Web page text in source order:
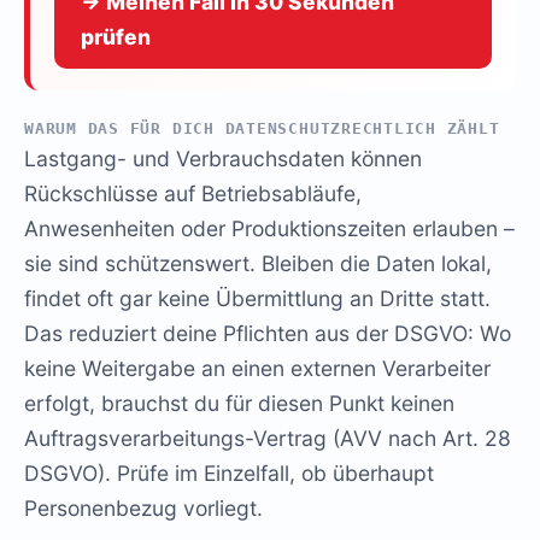
prüfen
WARUM DAS FÜR DICH DATENSCHUTZRECHTLICH ZÄHLT
Lastgang- und Verbrauchsdaten können
Rückschlüsse auf Betriebsabläufe,
Anwesenheiten oder Produktionszeiten erlauben –
sie sind schützenswert. Bleiben die Daten lokal,
findet oft gar keine Übermittlung an Dritte statt.
Das reduziert deine Pflichten aus der DSGVO: Wo
keine Weitergabe an einen externen Verarbeiter
erfolgt, brauchst du für diesen Punkt keinen
Auftragsverarbeitungs-Vertrag (AVV nach Art. 28
DSGVO). Prüfe im Einzelfall, ob überhaupt
Personenbezug vorliegt.